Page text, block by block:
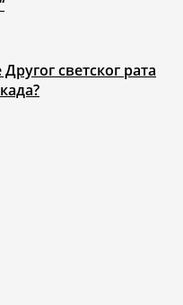
светског рата